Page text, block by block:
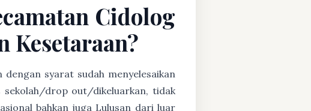
Cidolog
Kesetaraan?
dengan syarat sudah menyelesaikan
sekolah/drop out/dikeluarkan, tidak
bahkan juga Lulusan dari luar